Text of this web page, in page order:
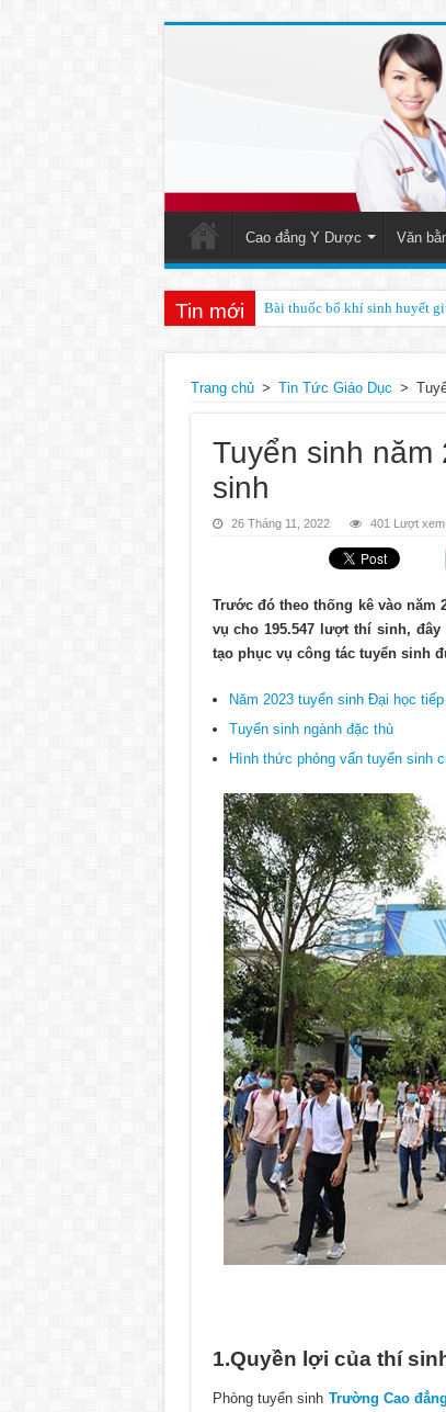
Cao đẳng Y Dược Văn
Tin mới Bài thuốc bổ khí sinh huyết
Trang chủ > Tin Tức Giáo Dục >
Tuyển sinh
sinh
26 Tháng 11, 2022 401 Lượt xem
Trước đó theo thống kê vào năm
vụ cho 195.547 lượt thí sinh,
tạo phục vụ công tác tuyển sinh
Năm 2023 tuyển sinh Đại học
Tuyển sinh ngành đặc thù
Hình thức phỏng vấn tuyển sinh
1.Quyền lợi của thí
Phòng tuyển sinh Trường Cao